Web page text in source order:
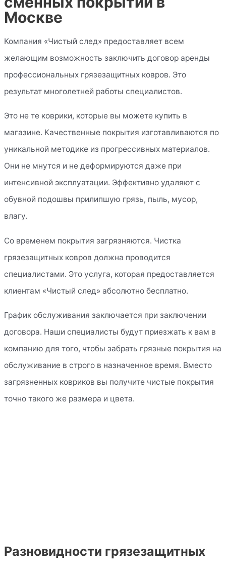
Москве
Компания «Чистый след» предоставляет всем
желающим возможность заключить договор аренды
профессиональных грязезащитных ковров. Это
результат многолетней работы специалистов.
Это не те коврики, которые вы можете купить в
магазине. Качественные покрытия изготавливаются по
уникальной методике из прогрессивных материалов.
Они не мнутся и не деформируются даже при
интенсивной эксплуатации. Эффективно удаляют с
обувной подошвы прилипшую грязь, пыль, мусор,
влагу.
Со временем покрытия загрязняются. Чистка
грязезащитных ковров должна проводится
специалистами. Это услуга, которая предоставляется
клиентам «Чистый след» абсолютно бесплатно.
График обслуживания заключается при заключении
договора. Наши специалисты будут приезжать к вам в
компанию для того, чтобы забрать грязные покрытия на
обслуживание в строго в назначенное время. Вместо
загрязненных ковриков вы получите чистые покрытия
точно такого же размера и цвета.
Разновидности грязезащитных